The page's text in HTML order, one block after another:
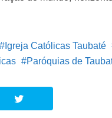
Igreja Católicas Taubaté
Paróquias de